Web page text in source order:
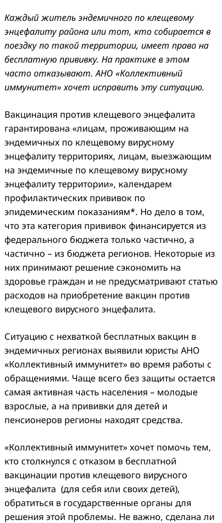
Каждый житель эндемичного по клещевому
энцефалиту района или тот, кто собирается в
поездку по такой территории, имеет право на
бесплатную прививку. На практике в этом
часто отказывают. АНО «Коллективный
иммунитет» хочет исправить эту ситуацию.
Вакцинация против клещевого энцефалита
гарантирована «лицам, проживающим на
эндемичных по клещевому вирусному
энцефалиту территориях, лицам, выезжающим
на эндемичные по клещевому вирусному
энцефалиту территории», календарем
профилактических прививок по
эпидемическим показаниям*. Но дело в том,
что эта категория прививок финансируется из
федерального бюджета только частично, а
частично – из бюджета регионов. Некоторые из
них принимают решение сэкономить на
здоровье граждан и не предусматривают статью
расходов на приобретение вакцин против
клещевого вирусного энцефалита.
Ситуацию с нехваткой бесплатных вакцин в
эндемичных регионах выявили юристы АНО
«Коллективный иммунитет» во время работы с
обращениями. Чаще всего без защиты остается
самая активная часть населения – молодые
взрослые, а на прививки для детей и
пенсионеров регионы находят средства.
«Коллективный иммунитет» хочет помочь тем,
кто столкнулся с отказом в бесплатной
вакцинации против клещевого вирусного
энцефалита (для себя или своих детей),
обратиться в государственные органы для
решения этой проблемы. Не важно, сделана ли